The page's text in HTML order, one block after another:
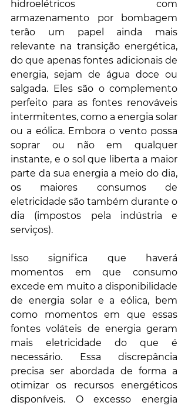
hidroelétricos com
armazenamento por bombagem
terão um papel ainda mais
relevante na transição energética,
do que apenas fontes adicionais de
energia, sejam de água doce ou
salgada. Eles são o complemento
perfeito para as fontes renováveis
intermitentes, como a energia solar
ou a eólica. Embora o vento possa
soprar ou não em qualquer
instante, e o sol que liberta a maior
parte da sua energia a meio do dia,
os maiores consumos de
eletricidade são também durante o
dia (impostos pela indústria e
serviços).
Isso significa que haverá
momentos em que consumo
excede em muito a disponibilidade
de energia solar e a eólica, bem
como momentos em que essas
fontes voláteis de energia geram
mais eletricidade do que é
necessário. Essa discrepância
precisa ser abordada de forma a
otimizar os recursos energéticos
disponíveis. O excesso energia